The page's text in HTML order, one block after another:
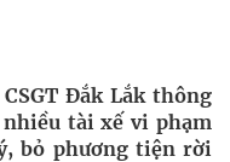
Đắk Lắk thông
tài xế vi phạm
bỏ phương tiện rời